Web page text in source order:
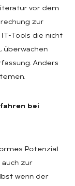
vor dem
zur
Tools die nicht
überwachen
Anders
bei
Potenzial
zur
wenn der